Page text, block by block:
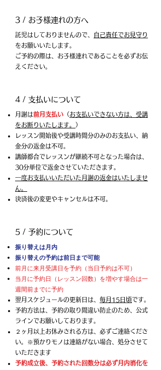
3 / お子様連れの方へ
託児はしておりませんので、 自己責任でお見守り
をお願いいたします。
​ご予約の際は、お子様連れであることを必ずお伝
えください。
4 / 支払いについて
月謝は前月支払い （お支払いできない方は、受講
をお断りいたします。 ）
レッスン開始後や受講時間分のみのお支払い、納
金分の返金は不可。
講師都合でレッスンが継続不可となった場合は、
30分単位で返金させていただきます。
一度お支払いいただいた月謝の返金はいたしませ
ん。
​決済後の変更やキャンセルは不可。
5 / 予約について
振り替えは月内
​振り替えの予約は前日まで可能
前月に来月受講日を予約（当日予約は不可）
当月に予約日（レッスン回数）を増やす場合は一
週間前までに予約
翌月スケジュールの更新日は、 毎月15日頃です。
予約方法は、予約の取り間違い防止のため、公式
ラインでお願いしております。
２ヶ月以上お休みされる方は、必ずご連絡くださ
い。​※預かりモノは連絡がない場合、処分させて
いただきます
​予約成立後、予約された回数分は必ず月内消化を